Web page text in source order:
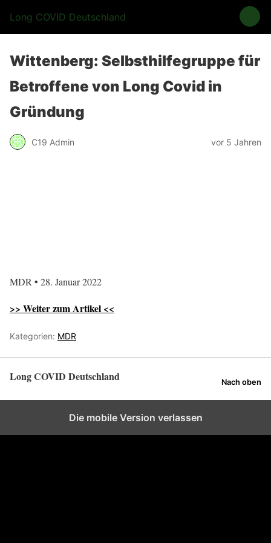
Long COVID Deutschland
Wittenberg: Selbsthilfegruppe für
Betroffene von Long Covid in
Gründung
C19 Admin vor 5 Jahren
MDR • 28. Januar 2022
>> Weiter zum Artikel <<
Kategorien: MDR
Long COVID Deutschland Nach oben
Die mobile Version verlassen